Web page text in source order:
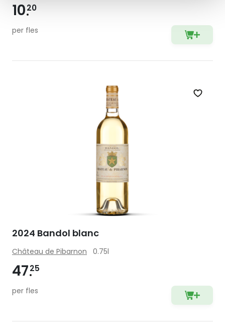
1020
per fles
Zet
2024 Bandol blanc
Château de Pibarnon 0.75l
4725
per fles